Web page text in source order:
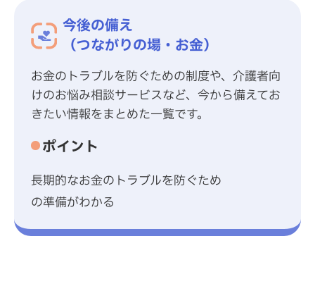
今後の備え
（つながりの場・お金）
お金のトラブルを防ぐための制度や、介護者向
けのお悩み相談サービスなど、今から備えてお
きたい情報をまとめた一覧です。
ポイント
長期的なお金のトラブルを防ぐため
の準備がわかる